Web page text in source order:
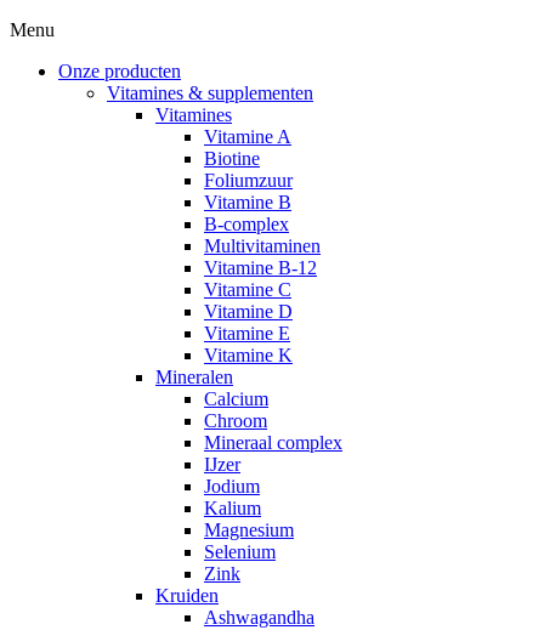
Menu
Onze producten
Vitamines & supplementen
Vitamines
Vitamine A
Biotine
Foliumzuur
Vitamine B
B-complex
Multivitaminen
Vitamine B-12
Vitamine C
Vitamine D
Vitamine E
Vitamine K
Mineralen
Calcium
Chroom
Mineraal complex
IJzer
Jodium
Kalium
Magnesium
Selenium
Zink
Kruiden
Ashwagandha